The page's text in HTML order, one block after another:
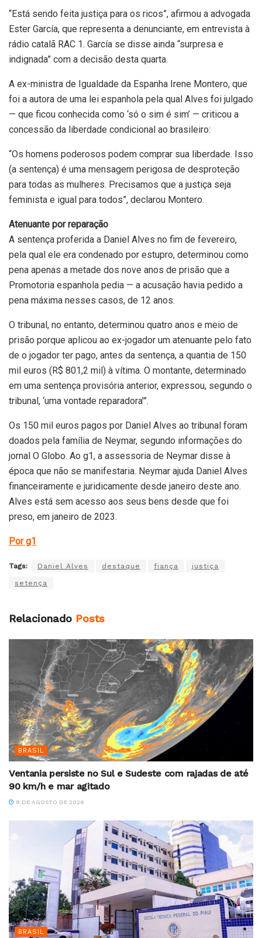
“Está sendo feita justiça para os ricos”, afirmou a advogada
Ester García, que representa a denunciante, em entrevista à
rádio catalã RAC 1. García se disse ainda “surpresa e
indignada” com a decisão desta quarta.
A ex-ministra de Igualdade da Espanha Irene Montero, que
foi a autora de uma lei espanhola pela qual Alves foi julgado
— que ficou conhecida como ‘só o sim é sim’ — criticou a
concessão da liberdade condicional ao brasileiro:
“Os homens poderosos podem comprar sua liberdade. Isso
(a sentença) é uma mensagem perigosa de desproteção
para todas as mulheres. Precisamos que a justiça seja
feminista e igual para todos”, declarou Montero.
Atenuante por reparação
A sentença proferida a Daniel Alves no fim de fevereiro,
pela qual ele era condenado por estupro, determinou como
pena apenas a metade dos nove anos de prisão que a
Promotoria espanhola pedia — a acusação havia pedido a
pena máxima nesses casos, de 12 anos.
O tribunal, no entanto, determinou quatro anos e meio de
prisão porque aplicou ao ex-jogador um atenuante pelo fato
de o jogador ter pago, antes da sentença, a quantia de 150
mil euros (R$ 801,2 mil) à vítima. O montante, determinado
em uma sentença provisória anterior, expressou, segundo o
tribunal, ‘uma vontade reparadora'”.
Os 150 mil euros pagos por Daniel Alves ao tribunal foram
doados pela família de Neymar, segundo informações do
jornal O Globo. Ao g1, a assessoria de Neymar disse à
época que não se manifestaria. Neymar ajuda Daniel Alves
financeiramente e juridicamente desde janeiro deste ano.
Alves está sem acesso aos seus bens desde que foi
preso, em janeiro de 2023.
Por g1
Tags: Daniel Alves destaque fiança justiça
setença
Relacionado Posts
BRASIL
Ventania persiste no Sul e Sudeste com rajadas de até
90 km/h e mar agitado
8 DE AGOSTO DE 2026
BRASIL